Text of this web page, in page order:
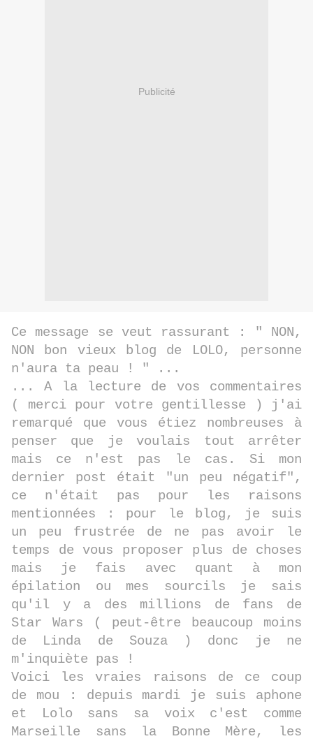
Publicité
Ce message se veut rassurant : " NON,
NON bon vieux blog de LOLO, personne
n'aura ta peau ! " ...
... A la lecture de vos commentaires
( merci pour votre gentillesse ) j'ai
remarqué que vous étiez nombreuses à
penser que je voulais tout arrêter
mais ce n'est pas le cas. Si mon
dernier post était "un peu négatif",
ce n'était pas pour les raisons
mentionnées : pour le blog, je suis
un peu frustrée de ne pas avoir le
temps de vous proposer plus de choses
mais je fais avec quant à mon
épilation ou mes sourcils je sais
qu'il y a des millions de fans de
Star Wars ( peut-être beaucoup moins
de Linda de Souza ) donc je ne
m'inquiète pas !
Voici les vraies raisons de ce coup
de mou : depuis mardi je suis aphone
et Lolo sans sa voix c'est comme
Marseille sans la Bonne Mère, les